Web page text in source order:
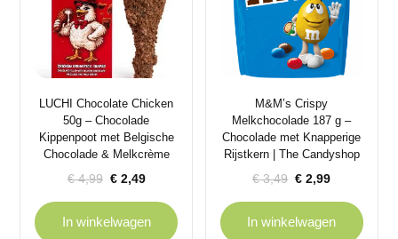
LUCHI Chocolate Chicken
50g – Chocolade
Kippenpoot met Belgische
Chocolade & Melkcrème
€4,99
Oorspronkelijke
€ 4,99.
€2,49
Huidige
€ 2,49.
In winkelwagen
M&M’s Crispy
Melkchocolade 187 g –
Chocolade met Knapperige
Rijstkern | The Candyshop
€3,49
Oorspronkelijke
€ 3,49.
€ 2,99
Huidige
€ 2,99.
In winkelwagen